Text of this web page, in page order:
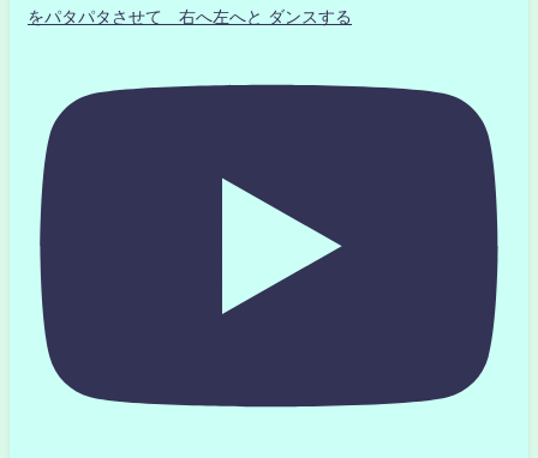
をパタパタさせて 右へ左へと ダンスする